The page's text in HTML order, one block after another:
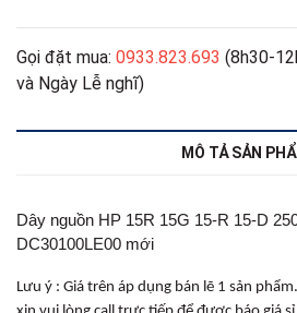
Gọi đặt mua: 0933.823.693 (8h30-
và Ngày Lễ nghĩ)
MÔ TẢ SẢN
Dây nguồn HP 15R 15G 15-R 15-D
DC30100LE00 mới
Lưu ý : Giá trên áp dụng bán lẽ 1 sản